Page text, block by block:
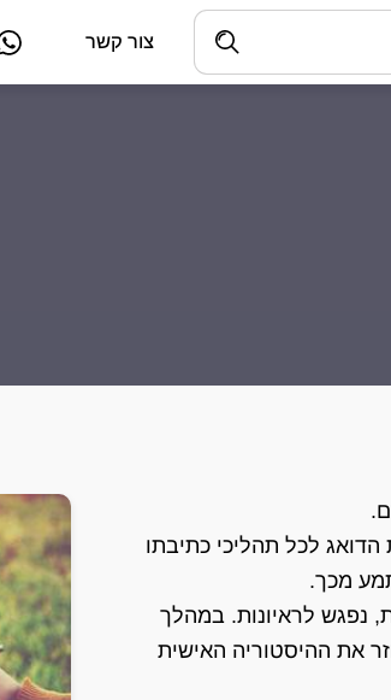
צור קשר
הדואג לכל תהליכי כתיבתו
מכך.
נפגש לראיונות. במהלך
את ההיסטוריה האישית